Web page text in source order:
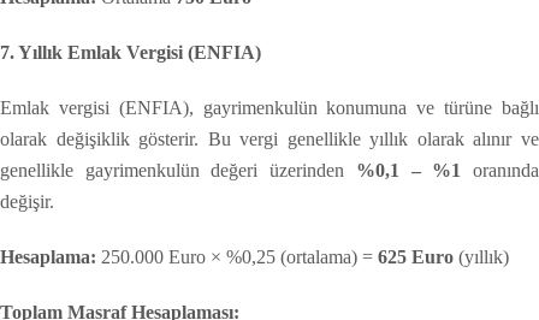
7. Yıllık Emlak Vergisi (ENFIA)
Emlak vergisi (ENFIA), gayrimenkulün konumuna ve türüne bağlı
olarak değişiklik gösterir. Bu vergi genellikle yıllık olarak alınır ve
genellikle gayrimenkulün değeri üzerinden %0,1 – %1
oranında
değişir.
Hesaplama: 250.000 Euro × %0,25 (ortalama) = 625 Euro (yıllık)
Toplam Masraf Hesaplaması: